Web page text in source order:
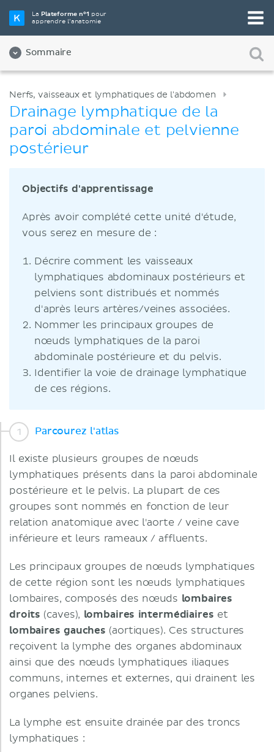
La Plateforme n°1 pour
apprendre l’anatomie
Sommaire
Nerfs, vaisseaux et lymphatiques de l'abdomen
Drainage lymphatique de la
paroi abdominale et pelvienne
postérieur
Objectifs d'apprentissage
Après avoir complété cette unité d'étude,
vous serez en mesure de :
Décrire comment les vaisseaux
lymphatiques abdominaux postérieurs et
pelviens sont distribués et nommés
d'après leurs artères/veines associées.
Nommer les principaux groupes de
nœuds lymphatiques de la paroi
abdominale postérieure et du pelvis.
Identifier la voie de drainage lymphatique
de ces régions.
Parcourez l'atlas
Il existe plusieurs groupes de nœuds
lymphatiques présents dans la paroi abdominale
postérieure et le pelvis. La plupart de ces
groupes sont nommés en fonction de leur
relation anatomique avec l'aorte / veine cave
inférieure et leurs rameaux / affluents.
Les principaux groupes de nœuds lymphatiques
de cette région sont les nœuds lymphatiques
lombaires, composés des nœuds lombaires
droits (caves), lombaires intermédiaires et
lombaires gauches (aortiques). Ces structures
reçoivent la lymphe des organes abdominaux
ainsi que des nœuds lymphatiques iliaques
communs, internes et externes, qui drainent les
organes pelviens.
La lymphe est ensuite drainée par des troncs
lymphatiques :